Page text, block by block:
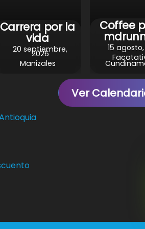
Carrera por la
vida
20 septiembre,
2026
Manizales
Coffee
15
Ver